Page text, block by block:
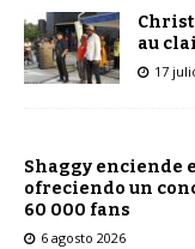
au
17
Shaggy enciende
ofreciendo un
60 000 fans
6 agosto 2026